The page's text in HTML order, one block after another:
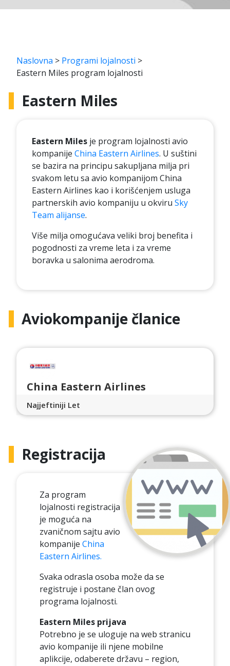
Naslovna > Programi lojalnosti >
Eastern Miles program lojalnosti
Eastern Miles
Eastern Miles je program lojalnosti avio
kompanije China Eastern Airlines. U suštini
se bazira na principu sakupljana milja pri
svakom letu sa avio kompanijom China
Eastern Airlines kao i korišćenjem usluga
partnerskih avio kompaniju u okviru Sky
Team alijanse.
Više milja omogućava veliki broj benefita i
pogodnosti za vreme leta i za vreme
boravka u salonima aerodroma.
Aviokompanije članice
China Eastern Airlines
Najjeftiniji Let
Registracija
Za program
lojalnosti registracija
je moguća na
zvaničnom sajtu avio
kompanije China
Eastern Airlines.
Svaka odrasla osoba može da se
registruje i postane član ovog
programa lojalnosti.
Eastern Miles prijava
Potrebno je se uloguje na web stranicu
avio kompanije ili njene mobilne
aplikcije, odaberete državu – region,